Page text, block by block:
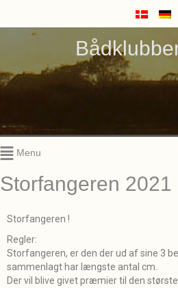
Menu
Storfangeren 2021
Storfangeren !
Regler:
Storfangeren, er den der ud af sine 3
sammenlagt har længste antal cm.
Der vil blive givet præmier til den